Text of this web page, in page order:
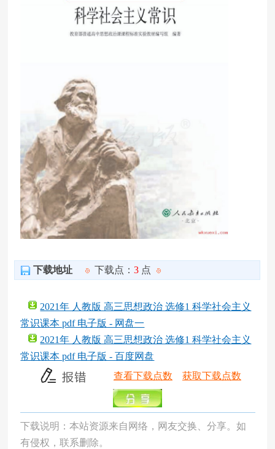
下载地址 下载点：3 点
2021年 人教版 高三思想政治 选修1 科学社会主义
常识课本 pdf 电子版 - 网盘一
2021年 人教版 高三思想政治 选修1 科学社会主义
常识课本 pdf 电子版 - 百度网盘
查看下载点数
获取下载点数
下载说明：本站资源来自网络，网友交换、分享。如
有侵权，联系删除。